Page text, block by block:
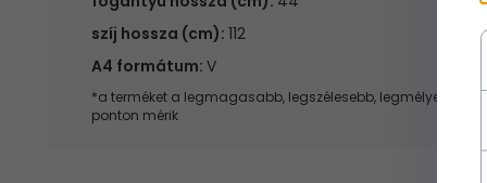
szíj hossza (cm): 112
A4 formátum: V
*a terméket a legmagasabb, legszélesebb, legmélyebb
ponton mérik